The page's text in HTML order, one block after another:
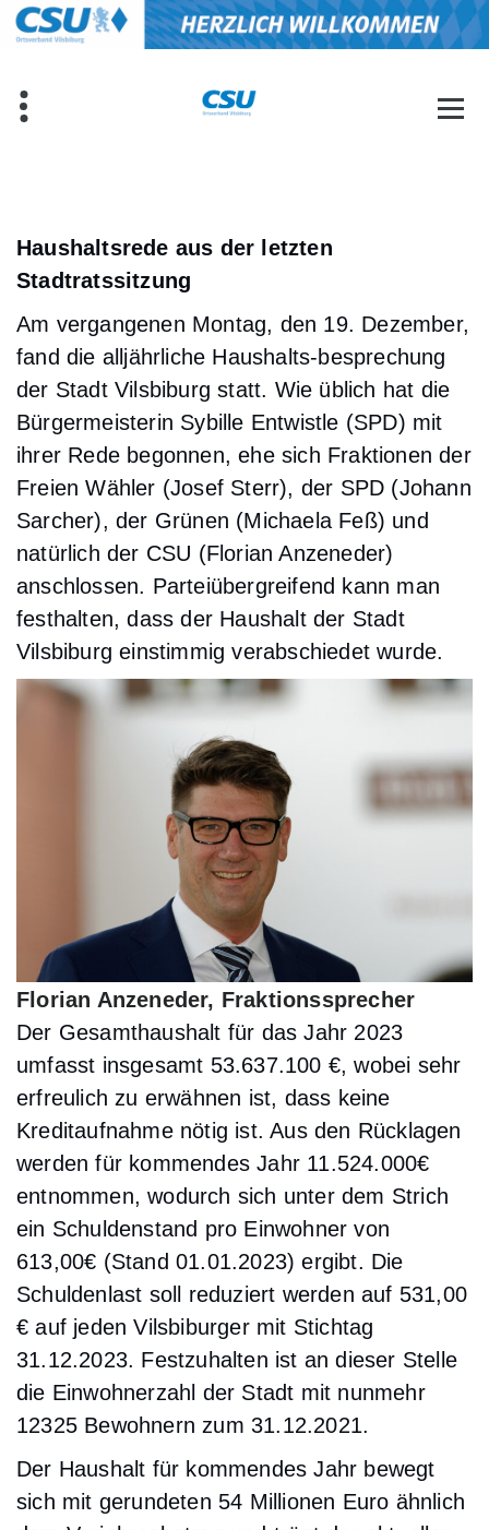
Zum
Inhalt
Haushaltsrede aus der letzten
Stadtratssitzung
Am vergangenen Montag, den 19. Dezember,
fand die alljährliche Haushalts-besprechung
der Stadt Vilsbiburg statt. Wie üblich hat die
Bürgermeisterin Sybille Entwistle (SPD) mit
ihrer Rede begonnen, ehe sich Fraktionen der
Freien Wähler (Josef Sterr), der SPD (Johann
Sarcher), der Grünen (Michaela Feß) und
natürlich der CSU (Florian Anzeneder)
anschlossen. Parteiübergreifend kann man
festhalten, dass der Haushalt der Stadt
Vilsbiburg einstimmig verabschiedet wurde.
Florian Anzeneder, Fraktionssprecher
Der Gesamthaushalt für das Jahr 2023
umfasst insgesamt 53.637.100 €, wobei sehr
erfreulich zu erwähnen ist, dass keine
Kreditaufnahme nötig ist. Aus den Rücklagen
werden für kommendes Jahr 11.524.000€
entnommen, wodurch sich unter dem Strich
ein Schuldenstand pro Einwohner von
613,00€ (Stand 01.01.2023) ergibt. Die
Schuldenlast soll reduziert werden auf 531,00
€ auf jeden Vilsbiburger mit Stichtag
31.12.2023. Festzuhalten ist an dieser Stelle
die Einwohnerzahl der Stadt mit nunmehr
12325 Bewohnern zum 31.12.2021.
Der Haushalt für kommendes Jahr bewegt
sich mit gerundeten 54 Millionen Euro ähnlich